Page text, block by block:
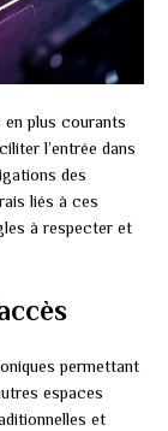
en plus courants
l’entrée dans
des
liés à ces
à respecter et
permettant
espaces
et